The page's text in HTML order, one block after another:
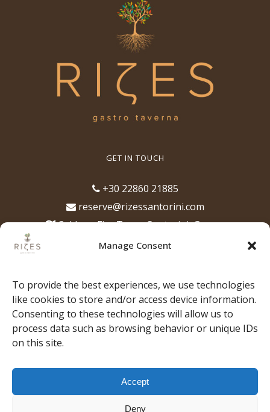
Manage Consent
To provide the best experiences, we use technologies
like cookies to store and/or access device information.
Consenting to these technologies will allow us to
process data such as browsing behavior or unique IDs
on this site.
Accept
Deny
GET IN TOUCH
+30 22860 21885
reserve@rizessantorini.com
Caldera, Fira Town, Santorini, Greece
(opposite of the Cathedral of Santorini)
12:00pm - 1:00am, for lunch, dinner,
drinks & cocktails
MENU
EXPERIENCES